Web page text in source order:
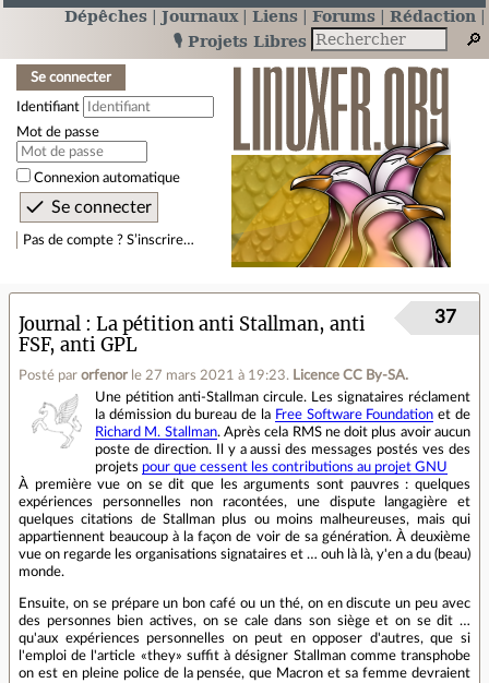
Dépêches Journaux Liens Forums
Rédaction
🎙️ Projets Libres
Se connecter
Identifiant
Mot de passe
Connexion automatique
Pas de compte ? S’inscrire…
Journal
La pétition anti Stallman, anti
FSF, anti GPL
Posté par orfenor le 27 mars 2021 à 19:23. Licence CC By‑SA.
37
Une pétition anti-Stallman circule. Les signataires réclament
la démission du bureau de la Free Software Foundation et de
Richard M. Stallman. Après cela RMS ne doit plus avoir aucun
poste de direction. Il y a aussi des messages postés ves des
projets pour que cessent les contributions au projet GNU
À première vue on se dit que les arguments sont pauvres : quelques
expériences personnelles non racontées, une dispute langagière et
quelques citations de Stallman plus ou moins malheureuses, mais qui
appartiennent beaucoup à la façon de voir de sa génération. À deuxième
vue on regarde les organisations signataires et … ouh là là, y'en a du (beau)
monde.
Ensuite, on se prépare un bon café ou un thé, on en discute un peu avec
des personnes bien actives, on se cale dans son siège et on se dit …
qu'aux expériences personnelles on peut en opposer d'autres, que si
l'emploi de l'article «they» suffit à désigner Stallman comme transphobe
on est en pleine police de la pensée, que Macron et sa femme devraient